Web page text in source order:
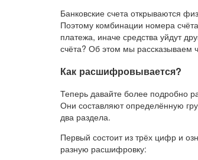
Банковские счета открываются
Поэтому комбинации номера
платежа, иначе средства уйдут
счёта? Об этом мы рассказываем
Как расшифровывается?
Теперь давайте более подробно
Они составляют определённую
два раздела.
Первый состоит из трёх цифр и
разную расшифровку: